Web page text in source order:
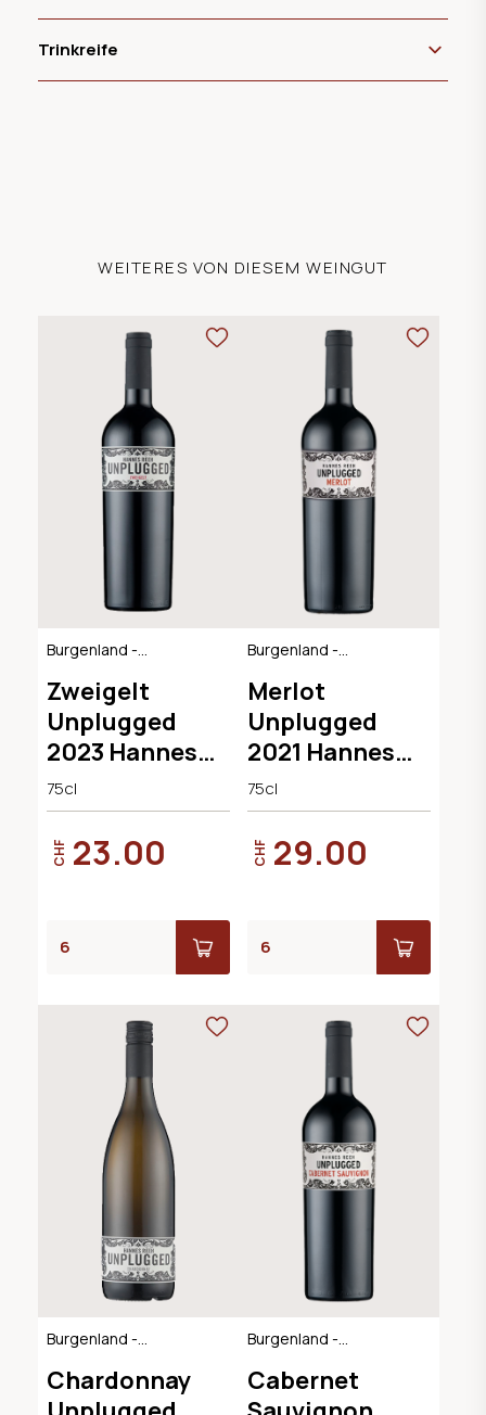
Trinkreife
WEITERES VON DIESEM WEINGUT
Burgenland -
Zweigelt
Unplugged
2023 Hannes
Reeh
75cl
CHF 23.00
Burgenland -
Merlot
Unplugged
2021 Hannes
Reeh
75cl
CHF 29.00
Burgenland -
Chardonnay
Burgenland -
Cabernet